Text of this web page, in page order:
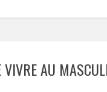
VIVRE AU